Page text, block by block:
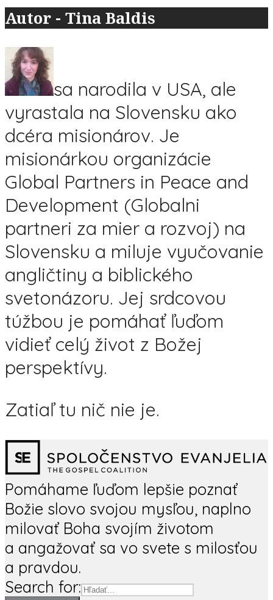
Autor - Tina Baldis
sa narodila v USA, ale
vyrastala na Slovensku ako
dcéra misionárov. Je
misionárkou organizácie
Global Partners in Peace and
Development (Globalni
partneri za mier a rozvoj) na
Slovensku a miluje vyučovanie
angličtiny a biblického
svetonázoru. Jej srdcovou
túžbou je pomáhať ľuďom
vidieť celý život z Božej
perspektívy.
Zatiaľ tu nič nie je.
Pomáhame ľuďom lepšie poznať
Božie slovo svojou mysľou, naplno
milovať Boha svojím životom
a angažovať sa vo svete s milosťou
a pravdou.
Search for: